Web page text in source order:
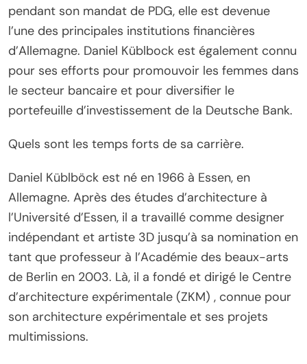
pendant son mandat de PDG, elle est devenue
l’une des principales institutions financières
d’Allemagne. Daniel Küblbock est également connu
pour ses efforts pour promouvoir les femmes dans
le secteur bancaire et pour diversifier le
portefeuille d’investissement de la Deutsche Bank.
Quels sont les temps forts de sa carrière.
Daniel Küblböck est né en 1966 à Essen, en
Allemagne. Après des études d’architecture à
l’Université d’Essen, il a travaillé comme designer
indépendant et artiste 3D jusqu’à sa nomination en
tant que professeur à l’Académie des beaux-arts
de Berlin en 2003. Là, il a fondé et dirigé le Centre
d’architecture expérimentale (ZKM) , connue pour
son architecture expérimentale et ses projets
multimissions.